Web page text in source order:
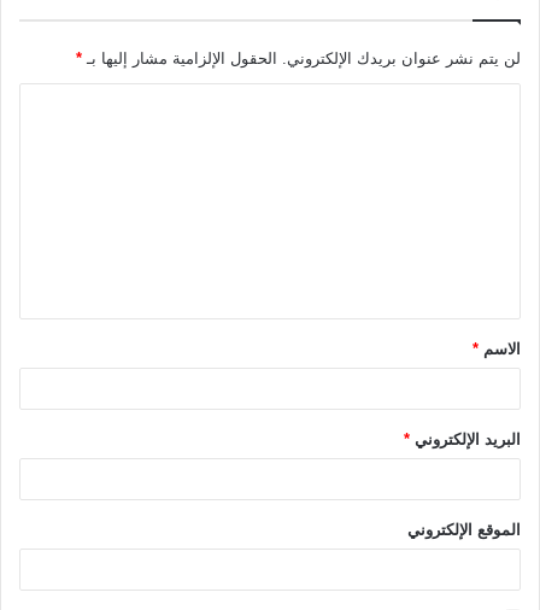
لن يتم نشر عنوان بريدك الإلكتروني. الحقول الإلزامية مشار إليها بـ *
ق
*الاسم *
البريد الإلكتروني *
الموقع الإلكتروني